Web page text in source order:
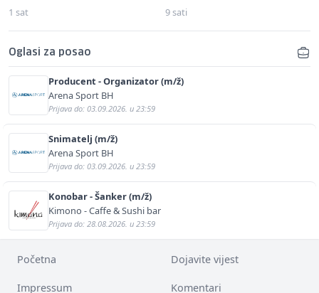
1 sat 9 sati
Oglasi za posao
Producent - Organizator (m/ž)
Arena Sport BH
Prijava do: 03.09.2026. u 23:59
Snimatelj (m/ž)
Arena Sport BH
Prijava do: 03.09.2026. u 23:59
Konobar - Šanker (m/ž)
Kimono - Caffe & Sushi bar
Prijava do: 28.08.2026. u 23:59
Početna Dojavite vijest
Impressum Komentari